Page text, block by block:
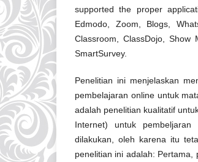
supported the proper
Edmodo, Zoom, Blogs,
Classroom, ClassDojo, Show
SmartSurvey.
Penelitian ini menjelaskan
pembelajaran online untuk
adalah penelitian kualitatif
Internet) untuk
dilakukan, oleh karena itu
penelitian ini adalah: Pertama,